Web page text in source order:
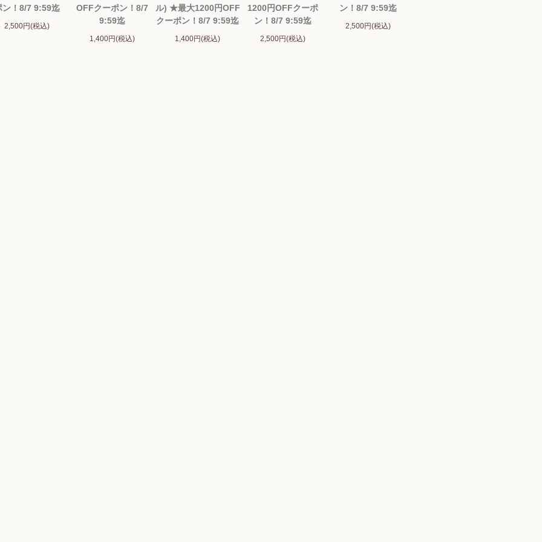
ン！8/7 9:59迄
2,500円(税込)
OFFクーポン！8/7
9:59迄
1,400円(税込)
ル) ★最大1200円OFF
クーポン！8/7 9:59迄
1,400円(税込)
1200円OFFクーポ
ン！8/7 9:59迄
2,500円(税込)
ン！8/7 9:59迄
2,500円(税込)